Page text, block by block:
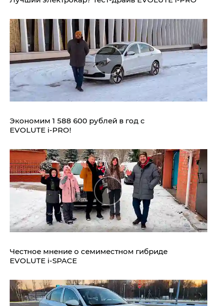
Экономим 1 588 600 рублей в год с
EVOLUTE i‑PRO!
Честное мнение о семиместном гибриде
EVOLUTE i‑SPACE